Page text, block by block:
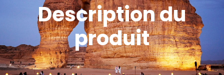
Description du
produit